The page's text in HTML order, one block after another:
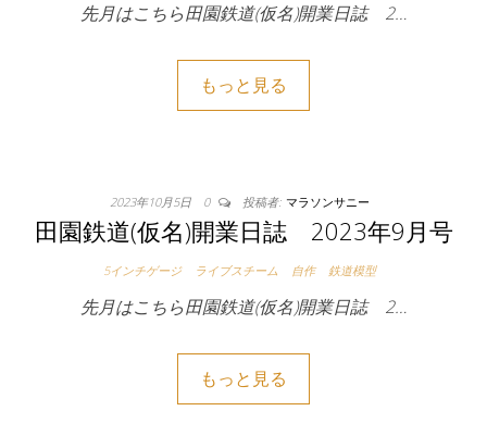
先月はこちら田園鉄道(仮名)開業日誌 2…
もっと見る
2023年10月5日 0 投稿者: マラソンサニー
田園鉄道(仮名)開業日誌 2023年9月号
5インチゲージ ライブスチーム 自作 鉄道模型
先月はこちら田園鉄道(仮名)開業日誌 2…
もっと見る